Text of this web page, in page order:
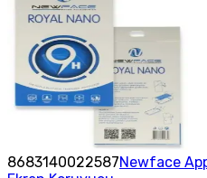
8683140022587Newface